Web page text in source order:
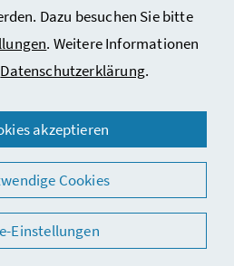
Dazu besuchen Sie bitte
. Weitere Informationen
Datenschutzerklärung.
akzeptieren
Cookies
Einstellungen
für Arbeit, Soziales, Gesundheit,
Konsumentenschutz